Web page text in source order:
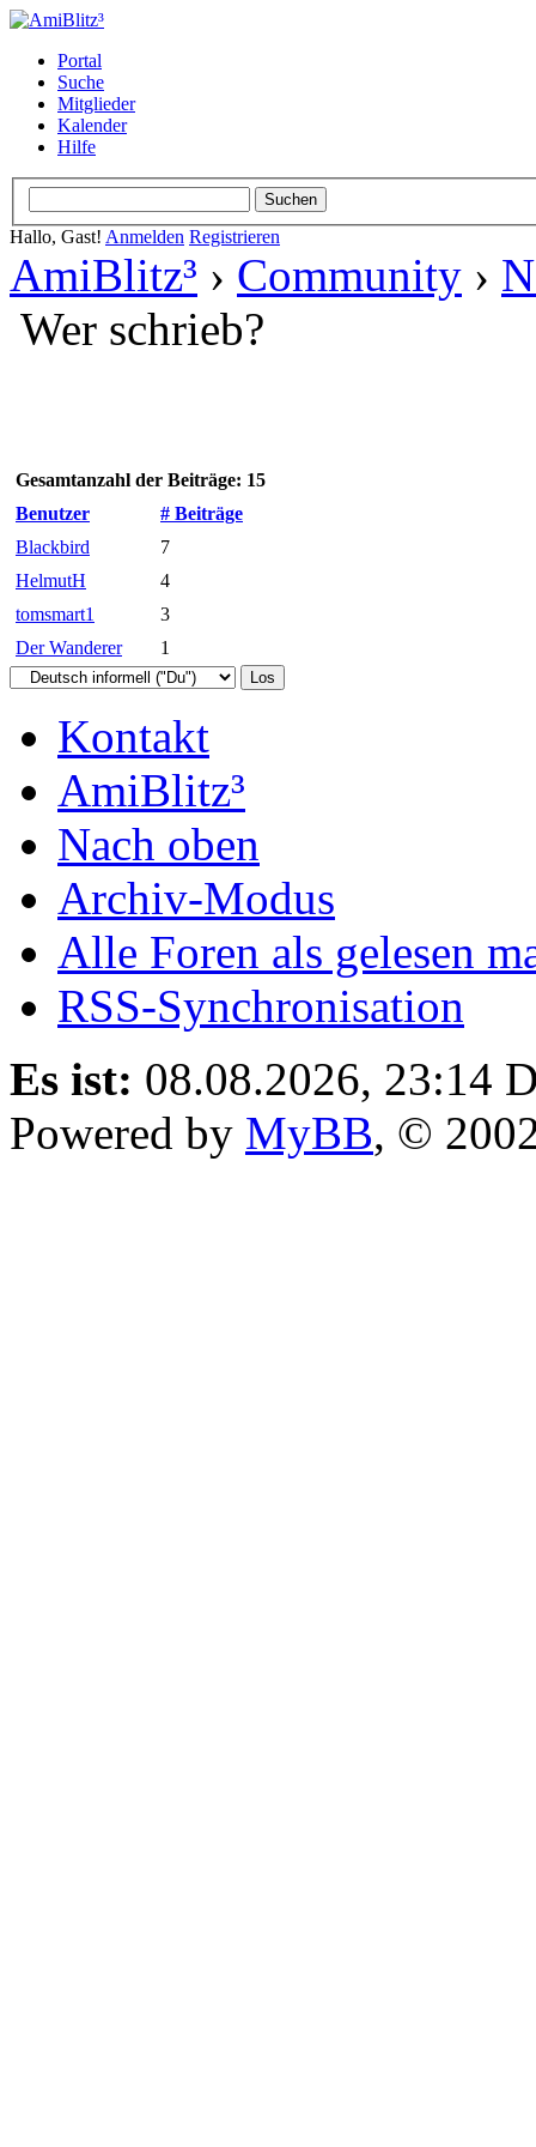
Portal
Suche
Mitglieder
Kalender
Hilfe
Hallo, Gast! Anmelden Registrieren
AmiBlitz³ › Community ›
Wer schrieb?
Gesamtanzahl der Beiträge: 15
Benutzer
# Beiträge
Blackbird
7
HelmutH
4
tomsmart1
3
Der Wanderer
1
Kontakt
AmiBlitz³
Nach oben
Archiv-Modus
Alle Foren als gelesen
RSS-Synchronisation
Es ist: 08.08.2026, 23:14
Powered by MyBB, ©